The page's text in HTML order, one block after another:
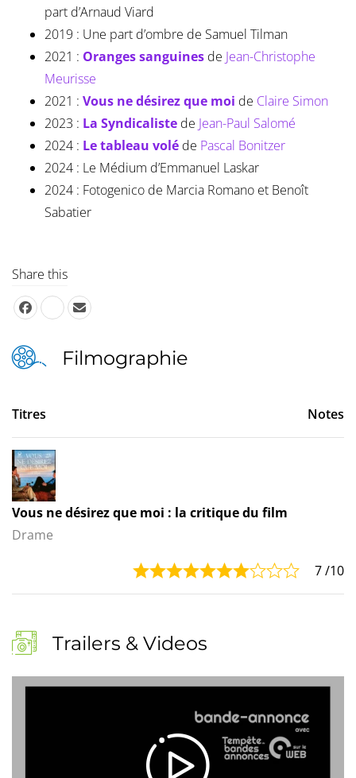
part d’Arnaud Viard
2019 : Une part d’ombre de Samuel Tilman
2021 : Oranges sanguinesde Jean-Christophe
Meurisse
2021 : Vous ne désirez que moi de Claire Simon
2023 : La Syndicaliste de Jean-Paul Salomé
2024 : Le tableau voléde Pascal Bonitzer
2024 : Le Médium d’Emmanuel Laskar
2024 : Fotogenico de Marcia Romano et Benoît
Sabatier
Share this
Filmographie
Titres Notes
Vous ne désirez que moi : la critique du film
Drame
7/10
Trailers & Videos